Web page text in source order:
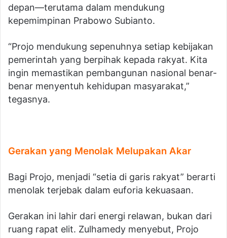
depan—terutama dalam mendukung
kepemimpinan Prabowo Subianto.
“Projo mendukung sepenuhnya setiap kebijakan
pemerintah yang berpihak kepada rakyat. Kita
ingin memastikan pembangunan nasional benar-
benar menyentuh kehidupan masyarakat,”
tegasnya.
Gerakan yang Menolak Melupakan Akar
Bagi Projo, menjadi “setia di garis rakyat” berarti
menolak terjebak dalam euforia kekuasaan.
Gerakan ini lahir dari energi relawan, bukan dari
ruang rapat elit. Zulhamedy menyebut, Projo